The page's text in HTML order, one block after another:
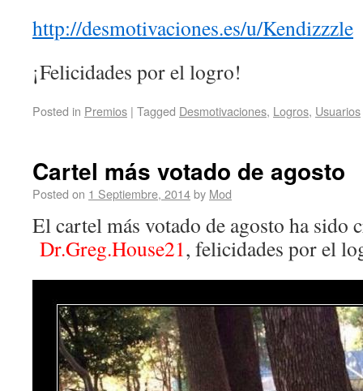
http://desmotivaciones.es/u/Kendizzzle
¡Felicidades por el logro!
Posted in Premios | Tagged Desmotivaciones, Logros, Usuarios
Cartel más votado de agosto
Posted on 1 Septiembre, 2014by Mod
El cartel más votado de agosto ha sido
Dr.Greg.House21, felicidades por el